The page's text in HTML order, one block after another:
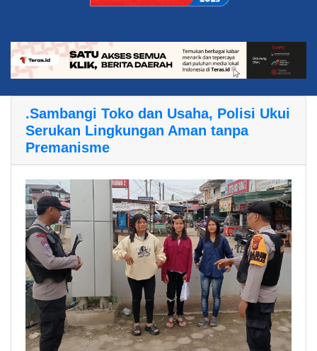
.Sambangi Toko dan Usaha, Polisi Ukui
Serukan Lingkungan Aman tanpa
Premanisme